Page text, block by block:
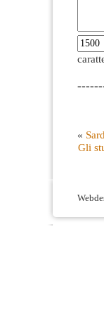
«
Gli